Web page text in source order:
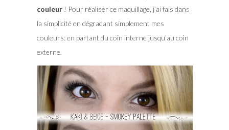
couleur! Pour réaliser ce maquillage, j’ai fais dans
la simplicité en dégradant simplement mes
couleurs: en partant du coin interne jusqu’au coin
externe.